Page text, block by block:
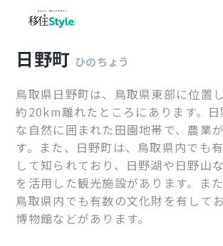
日野町 ひのちょう
鳥取県日野町は、鳥取県東部に位置
約20km離れたところにあります。
な自然に囲まれた田園地帯で、農業
す。また、日野町は、鳥取県内でも
して知られており、日野湖や日野山
を活用した観光施設があります。また
鳥取県内でも有数の文化財を有して
博物館などがあります。